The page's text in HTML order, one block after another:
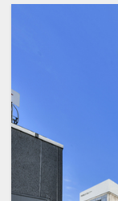
「食事な
をご用意
●「食事
ン」を掲
※ご覧の
の項
み下さい。